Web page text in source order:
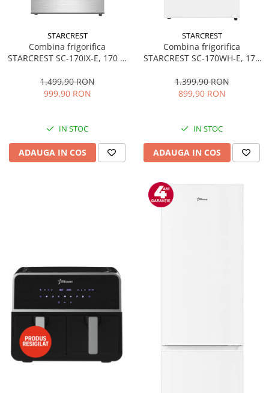
STARCREST
Combina frigorifica
STARCREST SC-170IX-E, 170 L,
reglabil, Iluminare LED,
Suprafata Inox antiamprenta,
1.499,90 RON
999,90 RON
IN STOC
ADAUGA IN COS
STARCREST
Combina frigorifica
STARCREST SC-170WH-E, 170
Termostat reglabil, Iluminare
LED, Picioare ajustabile, Usi
1.399,90 RON
899,90 RON
IN STOC
ADAUGA IN COS